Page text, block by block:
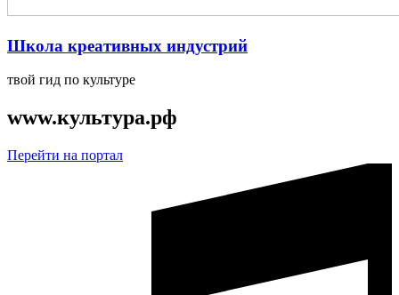
Школа креативных индустрий
твой гид по культуре
www.культура.рф
Перейти на портал